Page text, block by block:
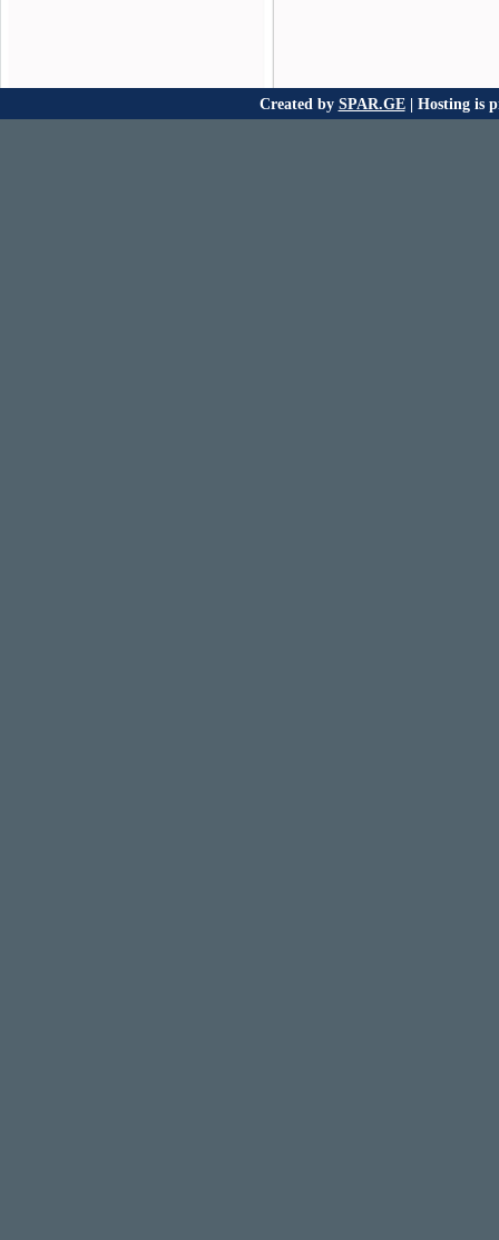
Created by SPAR.GE| Hosting is